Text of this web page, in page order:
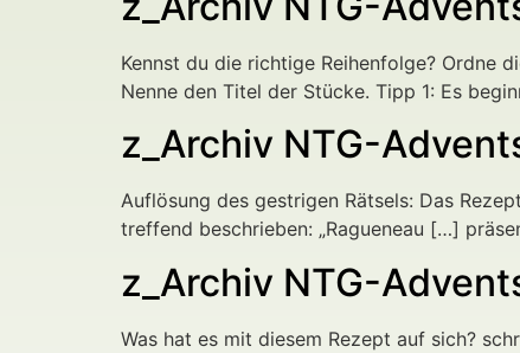
Kennst du die richtige Reihenfolge? Ordne
Nenne den Titel der Stücke. Tipp 1: Es
z_Archiv NTG-
Auflösung des gestrigen Rätsels: Das
treffend beschrieben: „Ragueneau […]
z_Archiv NTG-
Was hat es mit diesem Rezept auf sich?